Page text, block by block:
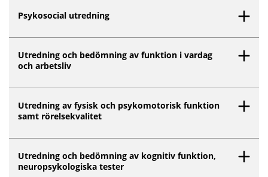
Psykosocial utredning
Utredning och bedömning av funktion i vardag
och arbetsliv
Utredning av fysisk och psykomotorisk funktion
samt rörelsekvalitet
Utredning och bedömning av kognitiv funktion,
neuropsykologiska tester